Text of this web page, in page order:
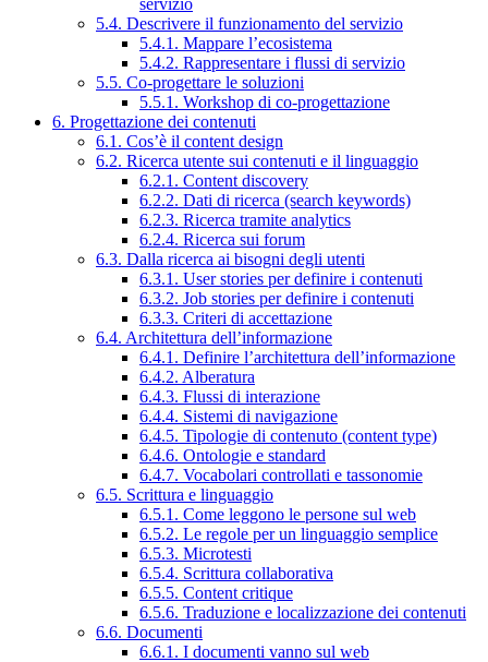
5.4. Descrivere il funzionamento del servizio
5.4.1. Mappare l’ecosistema
5.4.2. Rappresentare i flussi di servizio
5.5. Co-progettare le soluzioni
5.5.1. Workshop di co-progettazione
6. Progettazione dei contenuti
6.1. Cos’è il content design
6.2. Ricerca utente sui contenuti e il linguaggio
6.2.1. Content discovery
6.2.2. Dati di ricerca (search keywords)
6.2.3. Ricerca tramite analytics
6.2.4. Ricerca sui forum
6.3. Dalla ricerca ai bisogni degli utenti
6.3.1. User stories per definire i contenuti
6.3.2. Job stories per definire i contenuti
6.3.3. Criteri di accettazione
6.4. Architettura dell’informazione
6.4.1. Definire l’architettura dell’informazione
6.4.2. Alberatura
6.4.3. Flussi di interazione
6.4.4. Sistemi di navigazione
6.4.5. Tipologie di contenuto (content type)
6.4.6. Ontologie e standard
6.4.7. Vocabolari controllati e tassonomie
6.5. Scrittura e linguaggio
6.5.1. Come leggono le persone sul web
6.5.2. Le regole per un linguaggio semplice
6.5.3. Microtesti
6.5.4. Scrittura collaborativa
6.5.5. Content critique
6.5.6. Traduzione e localizzazione dei contenuti
6.6. Documenti
6.6.1. I documenti vanno sul web